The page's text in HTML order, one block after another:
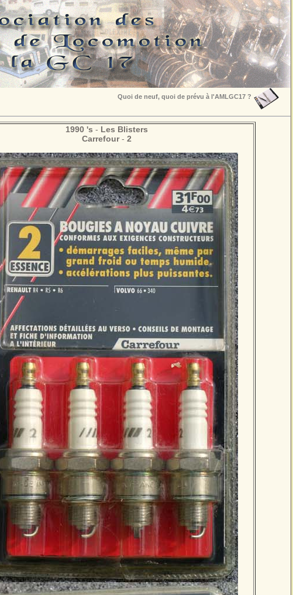
Quoi de neuf, quoi de prévu à l'AMLGC17 ?
1990 's - Les Blisters
Carrefour- 2